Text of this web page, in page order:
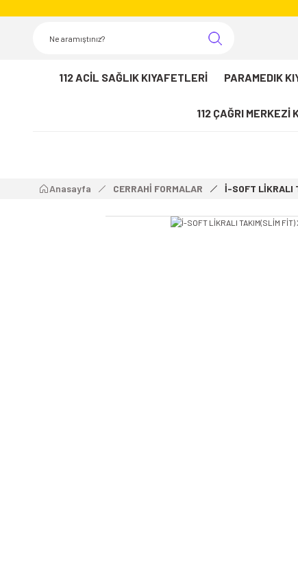
112 ACİL SAĞLIK KIYAFETLERİ PARAMEDIK
112 ÇAĞRI MERKEZİ
Anasayfa CERRAHİ FORMALAR İ-SOFT LİKRALI